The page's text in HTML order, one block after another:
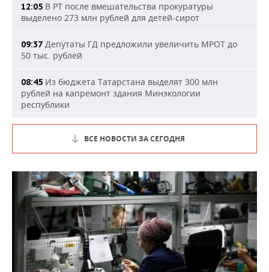
12:05 В РТ после вмешательства прокуратуры
выделено 273 млн рублей для детей-сирот
09:37 Депутаты ГД предложили увеличить МРОТ до
50 тыс. рублей
08:45 Из бюджета Татарстана выделят 300 млн
рублей на капремонт здания Минэкологии
республики
ВСЕ НОВОСТИ ЗА СЕГОДНЯ